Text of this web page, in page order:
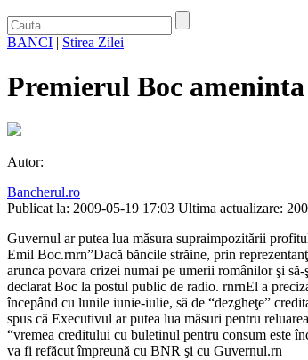
BANCI | Stirea Zilei
Premierul Boc
Autor:
Bancherul.ro
Publicat la: 2009-05-19 17:03 Ultima actualizare:
Guvernul ar putea lua măsura supraimpozitării
Emil Boc.rnrn”Dacă băncile străine, prin
arunca povara crizei numai pe umerii românilor şi
declarat Boc la postul public de radio. rnrnEl a
începând cu lunile iunie-iulie, să de “dezgheţe”
spus că Executivul ar putea lua măsuri pentru
“vremea creditului cu buletinul pentru consum este
va fi refăcut împreună cu BNR şi cu Guvernul.rn